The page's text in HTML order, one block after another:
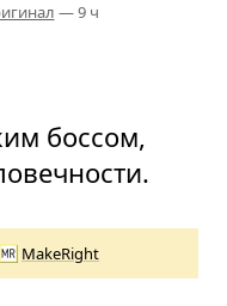
— 9 ч
боссом,
MakeRight